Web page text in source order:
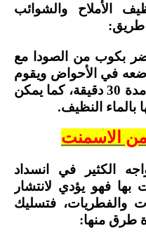
الأملاح والشوائب
طريق:
بكوب من الصودا مع
في الأحواض ويقوم
بإزالة الأملاح والتكلسات في مدة 30 دقيقة، كما يمكن
بالماء النظيف.
من الاسمنت
الكثير في انسداد
بها فهو يؤدي لانتشار
والفطريات، فتسليك
طرق منها: